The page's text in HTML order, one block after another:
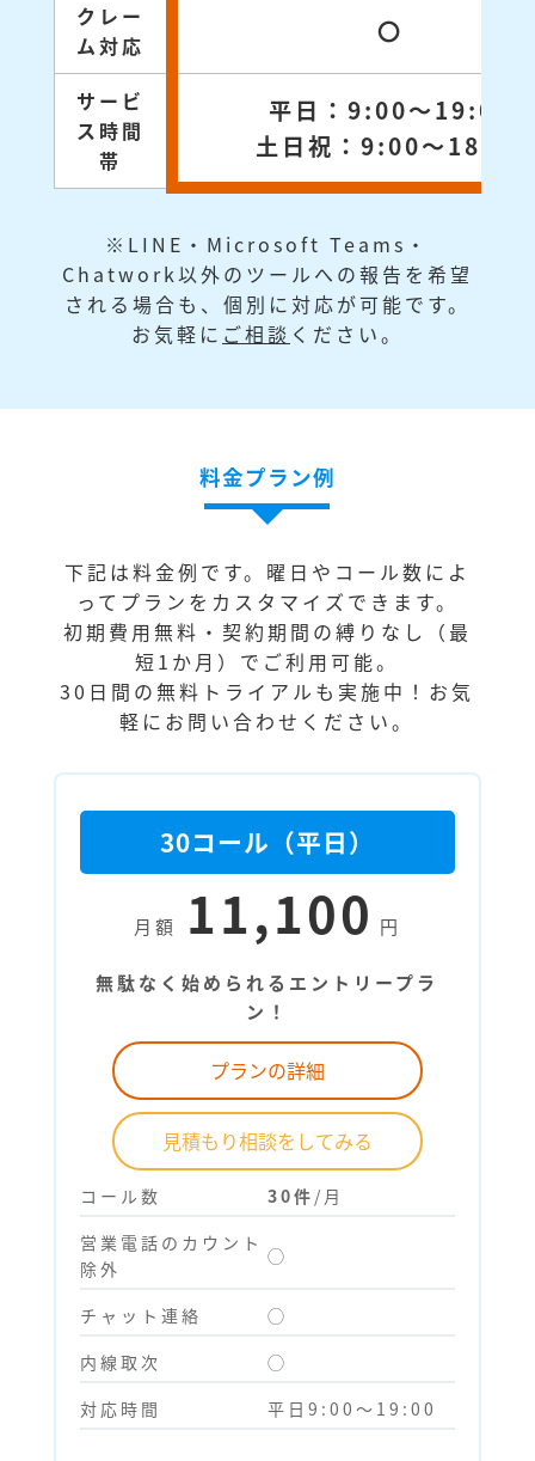
クレー
ム対応
〇
サービ
ス時間
帯
平日：9:00～19:00
土日祝：9:00～18:00
※LINE・Microsoft Teams・
Chatwork以外のツールへの報告を希望
される場合も、個別に対応が可能です。
お気軽に ご相談 ください。
料金プラン例
下記は料金例です。曜日やコール数によ
ってプランをカスタマイズできます。
初期費用無料・契約期間の縛りなし（最
短1か月）でご利用可能。
30日間の無料トライアルも実施中！お気
軽にお問い合わせください。
30コール（平日）
月額 11,100 円
無駄なく始められるエントリープラ
ン！
プランの詳細
見積もり相談をしてみる
コール数 30件 /月
営業電話のカウント
除外
◯
チャット連絡
◯
内線取次
◯
対応時間
平日9:00～19:00